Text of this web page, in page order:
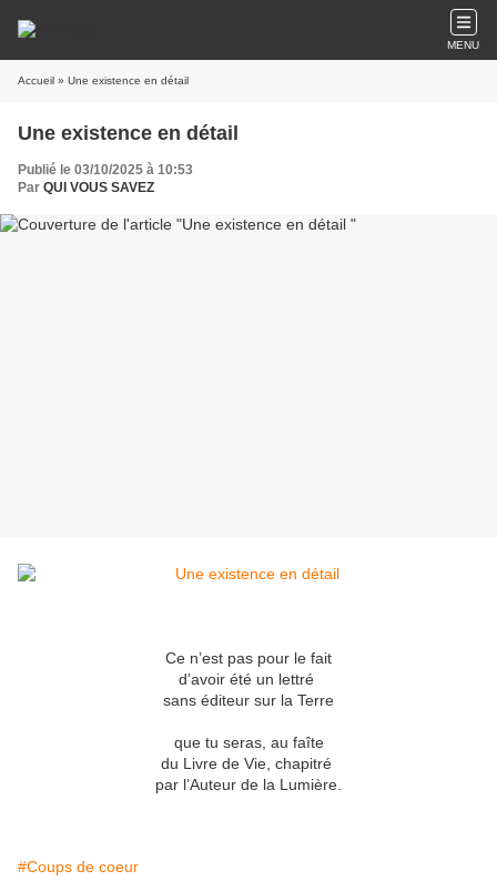
MENU
Accueil » Une existence en détail
Une existence en détail
Publié le 03/10/2025 à 10:53
Par QUI VOUS SAVEZ
Ce n’est pas pour le fait
d’avoir été un lettré
sans éditeur sur la Terre
que tu seras, au faîte
du Livre de Vie, chapitré
par l’Auteur de la Lumière.
#Coups de coeur